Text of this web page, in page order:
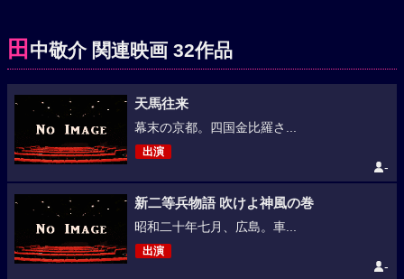
田 中敬介 関連映画 32作品
天馬往来
幕末の京都。四国金比羅さ...
出演
-
新二等兵物語 吹けよ神風の巻
昭和二十年七月、広島。車...
出演
-